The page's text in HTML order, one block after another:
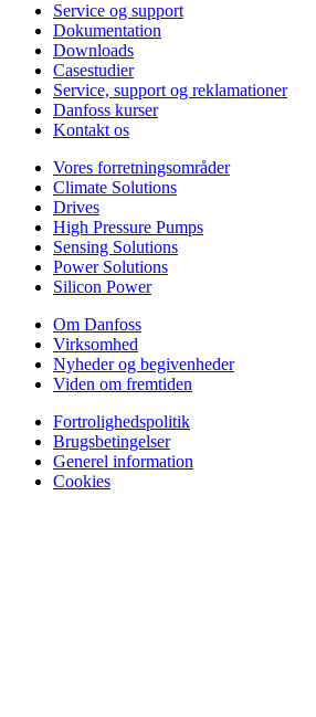
Service og support
Dokumentation
Downloads
Casestudier
Service, support og reklamationer
Danfoss kurser
Kontakt os
Vores forretningsområder
Climate Solutions
Drives
High Pressure Pumps
Sensing Solutions
Power Solutions
Silicon Power
Om Danfoss
Virksomhed
Nyheder og begivenheder
Viden om fremtiden
Fortrolighedspolitik
Brugsbetingelser
Generel information
Cookies